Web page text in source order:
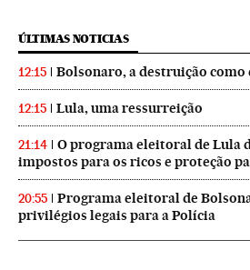
ÚLTIMAS NOTICIAS
12:15 Bolsonaro, a destruição como
12:15 Lula, uma ressurreição
21:14
O programa eleitoral de Lula
impostos para os ricos e proteção
20:55
Programa eleitoral de
privilégios legais para a Polícia